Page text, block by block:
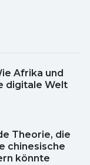
Afrika und
digitale Welt
Theorie, die
chinesische
könnte